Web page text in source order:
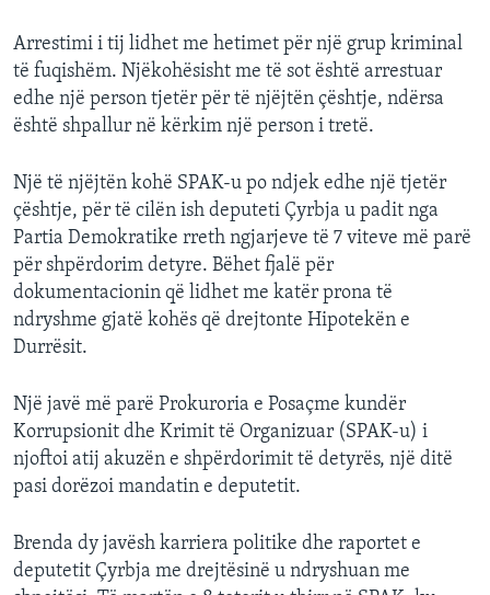
Arrestimi i tij lidhet me hetimet për një grup kriminal
të fuqishëm. Njëkohësisht me të sot është arrestuar
edhe një person tjetër për të njëjtën çështje, ndërsa
është shpallur në kërkim një person i tretë.
Një të njëjtën kohë SPAK-u po ndjek edhe një tjetër
çështje, për të cilën ish deputeti Çyrbja u padit nga
Partia Demokratike rreth ngjarjeve të 7 viteve më parë
për shpërdorim detyre. Bëhet fjalë për
dokumentacionin që lidhet me katër prona të
ndryshme gjatë kohës që drejtonte Hipotekën e
Durrësit.
Një javë më parë Prokuroria e Posaçme kundër
Korrupsionit dhe Krimit të Organizuar (SPAK-u) i
njoftoi atij akuzën e shpërdorimit të detyrës, një ditë
pasi dorëzoi mandatin e deputetit.
Brenda dy javësh karriera politike dhe raportet e
deputetit Çyrbja me drejtësinë u ndryshuan me